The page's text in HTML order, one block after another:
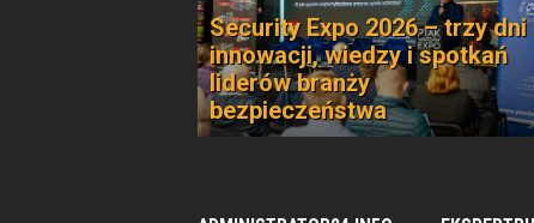
Security Expo 2026 – trzy dni
innowacji, wiedzy i spotkań
liderów branży
bezpieczeństwa